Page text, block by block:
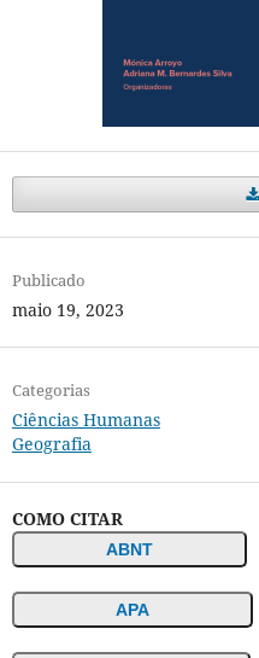
Publicado
maio 19, 2023
Categorias
Ciências Humanas
Geografia
COMO CITAR
ABNT
APA